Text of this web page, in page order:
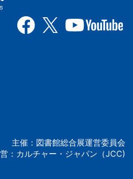
主催：図書館総合展運営委員会
：カルチャー・ジャパン（JCC)